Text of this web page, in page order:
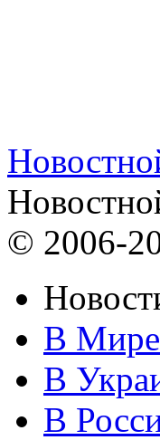
© 2006-
В Мире
В
В